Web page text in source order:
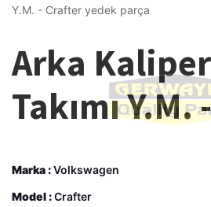
Arka
Takımı
Marka :Volkswagen
Model :Crafter